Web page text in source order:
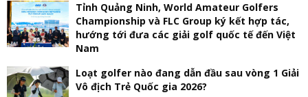
Tỉnh Quảng Ninh, World Amateur Golfers
Championship và FLC Group ký kết hợp tác,
hướng tới đưa các giải golf quốc tế đến Việt
Nam
Loạt golfer nào đang dẫn đầu sau vòng 1 Giải
Vô địch Trẻ Quốc gia 2026?